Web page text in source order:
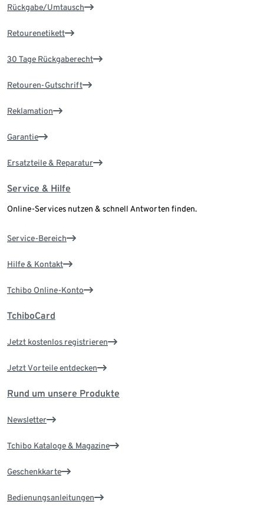
Rückgabe/Umtausch
Retourenetikett
30 Tage Rückgaberecht
Retouren-Gutschrift
Reklamation
Garantie
Ersatzteile & Reparatur
Service & Hilfe
Online-Services nutzen & schnell Antworten finden.
Service-Bereich
Hilfe & Kontakt
Tchibo Online-Konto
TchiboCard
Jetzt kostenlos registrieren
Jetzt Vorteile entdecken
Rund um unsere Produkte
Newsletter
Tchibo Kataloge & Magazine
Geschenkkarte
Bedienungsanleitungen